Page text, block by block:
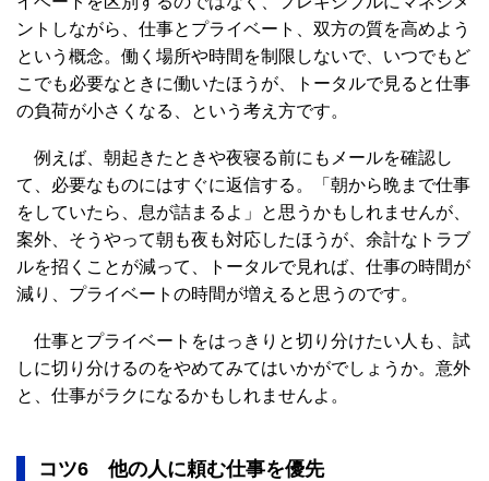
ントしながら、仕事とプライベート、双方の質を高めよう
という概念。働く場所や時間を制限しないで、いつでもど
こでも必要なときに働いたほうが、トータルで見ると仕事
の負荷が小さくなる、という考え方です。
例えば、朝起きたときや夜寝る前にもメールを確認し
て、必要なものにはすぐに返信する。「朝から晩まで仕事
をしていたら、息が詰まるよ」と思うかもしれませんが、
案外、そうやって朝も夜も対応したほうが、余計なトラブ
ルを招くことが減って、トータルで見れば、仕事の時間が
減り、プライベートの時間が増えると思うのです。
仕事とプライベートをはっきりと切り分けたい人も、試
しに切り分けるのをやめてみてはいかがでしょうか。意外
と、仕事がラクになるかもしれませんよ。
コツ6 他の人に頼む仕事を優先